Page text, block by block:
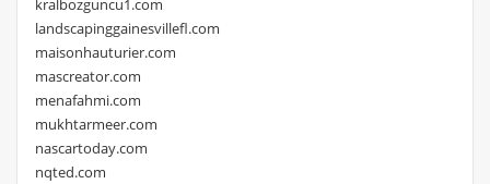
landscapinggainesvillefl.com
maisonhauturier.com
mascreator.com
menafahmi.com
mukhtarmeer.com
nascartoday.com
nqted.com